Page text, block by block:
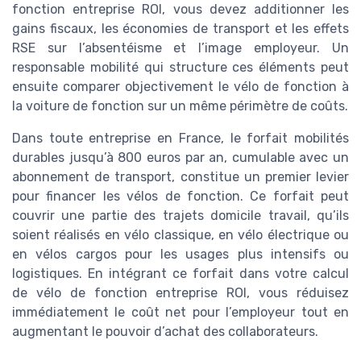
fonction entreprise ROI, vous devez additionner les
gains fiscaux, les économies de transport et les effets
RSE sur l’absentéisme et l’image employeur. Un
responsable mobilité qui structure ces éléments peut
ensuite comparer objectivement le vélo de fonction à
la voiture de fonction sur un même périmètre de coûts.
Dans toute entreprise en France, le forfait mobilités
durables jusqu’à 800 euros par an, cumulable avec un
abonnement de transport, constitue un premier levier
pour financer les vélos de fonction. Ce forfait peut
couvrir une partie des trajets domicile travail, qu’ils
soient réalisés en vélo classique, en vélo électrique ou
en vélos cargos pour les usages plus intensifs ou
logistiques. En intégrant ce forfait dans votre calcul
de vélo de fonction entreprise ROI, vous réduisez
immédiatement le coût net pour l’employeur tout en
augmentant le pouvoir d’achat des collaborateurs.